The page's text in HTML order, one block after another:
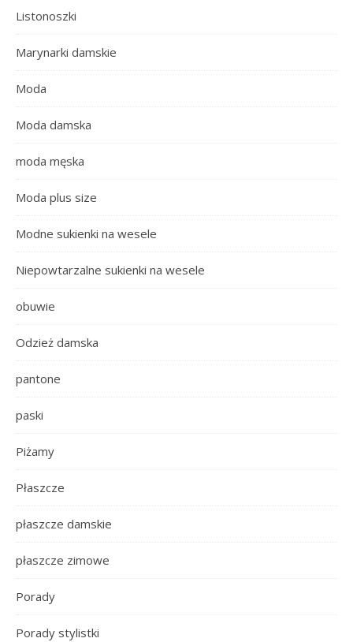
Listonoszki
Marynarki damskie
Moda
Moda damska
moda męska
Moda plus size
Modne sukienki na wesele
Niepowtarzalne sukienki na wesele
obuwie
Odzież damska
pantone
paski
Piżamy
Płaszcze
płaszcze damskie
płaszcze zimowe
Porady
Porady stylistki